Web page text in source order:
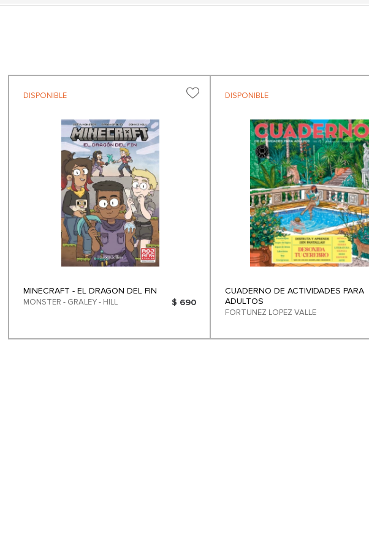
DISPONIBLE
MINECRAFT - EL DRAGON DEL FIN
MONSTER - GRALEY - HILL $ 690
DISPONIBLE
CUADERNO DE ACTIVIDADES PARA
ADULTOS
FORTUNEZ LOPEZ VALLE